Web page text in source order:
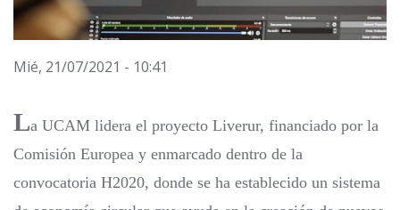
Mié, 21/07/2021 - 10:41
La UCAM lidera el proyecto Liverur, financiado por la
Comisión Europea y enmarcado dentro de la
convocatoria H2020, donde se ha establecido un sistema